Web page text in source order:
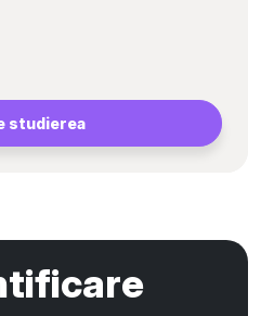
studierea